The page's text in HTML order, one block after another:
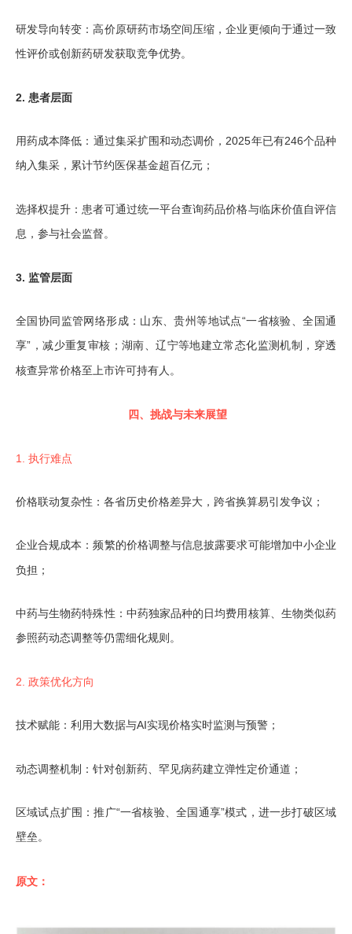
研发导向转变：高价原研药市场空间压缩，企业更倾向于通过一致
性评价或创新药研发获取竞争优势。
2. 患者层面
用药成本降低：通过集采扩围和动态调价，2025年已有246个品种
纳入集采，累计节约医保基金超百亿元；
选择权提升：患者可通过统一平台查询药品价格与临床价值自评信
息，参与社会监督。
3. 监管层面
全国协同监管网络形成：山东、贵州等地试点“一省核验、全国通
享”，减少重复审核；湖南、辽宁等地建立常态化监测机制，穿透
核查异常价格至上市许可持有人。
四、挑战与未来展望
1. 执行难点
价格联动复杂性：各省历史价格差异大，跨省换算易引发争议；
企业合规成本：频繁的价格调整与信息披露要求可能增加中小企业
负担；
中药与生物药特殊性：中药独家品种的日均费用核算、生物类似药
参照药动态调整等仍需细化规则。
2. 政策优化方向
技术赋能：利用大数据与AI实现价格实时监测与预警；
动态调整机制：针对创新药、罕见病药建立弹性定价通道；
区域试点扩围：推广“一省核验、全国通享”模式，进一步打破区域
壁垒。
原文：